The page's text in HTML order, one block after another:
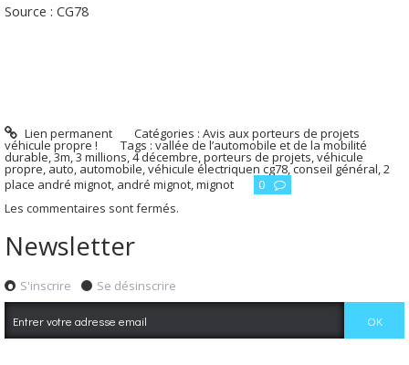
Source : CG78
Lien permanent Catégories :Avis aux porteurs de projets
véhicule propre ! Tags : vallée de l’automobile et de la mobilité
durable,3m,3 millions,4 décembre,porteurs de projets,véhicule
propre,auto, automobile,véhicule électriquen cg78,conseil général,2
place andré mignot, andré mignot,mignot
0
Les commentaires sont fermés.
Newsletter
S'inscrire Se désinscrire